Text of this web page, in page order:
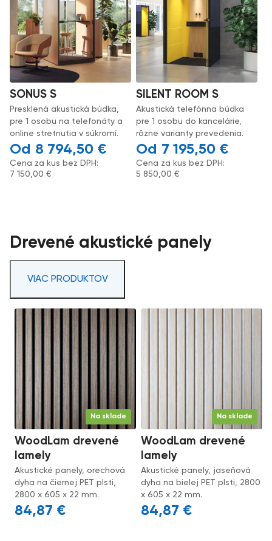
SONUS S
Presklená akustická búdka,
pre 1 osobu na telefonáty a
online stretnutia v súkromí.
8 794,50 €
Cena za kus bez DPH:
7 150,00 €
SILENT ROOM S
Akustická telefónna búdka
pre 1 osobu do kancelárie,
rôzne varianty prevedenia.
7 195,50 €
Cena za kus bez DPH:
5 850,00 €
Drevené akustické panely
VIAC PRODUKTOV
Na sklade
WoodLam drevené
lamely
Akustické panely, orechová
dyha na čiernej PET plsti,
2800 x 605 x 22 mm.
84,87 €
Na sklade
WoodLam drevené
lamely
Akustické panely, jaseňová
dyha na bielej PET plsti, 2800
x 605 x 22 mm.
84,87 €